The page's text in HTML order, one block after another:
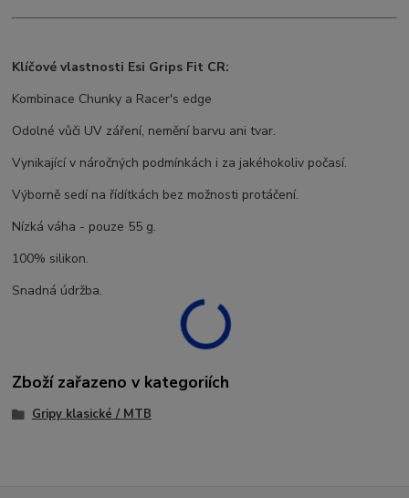
Klíčové vlastnosti Esi Grips Fit CR:
Kombinace Chunky a Racer's edge
Odolné vůči UV záření, nemění barvu ani tvar.
Vynikající v náročných podmínkách i za jakéhokoliv počasí.
Výborně sedí na řídítkách bez možnosti protáčení.
Nízká váha - pouze 55 g.
100% silikon.
Snadná údržba.
Zboží zařazeno v kategoriích
Gripy klasické / MTB